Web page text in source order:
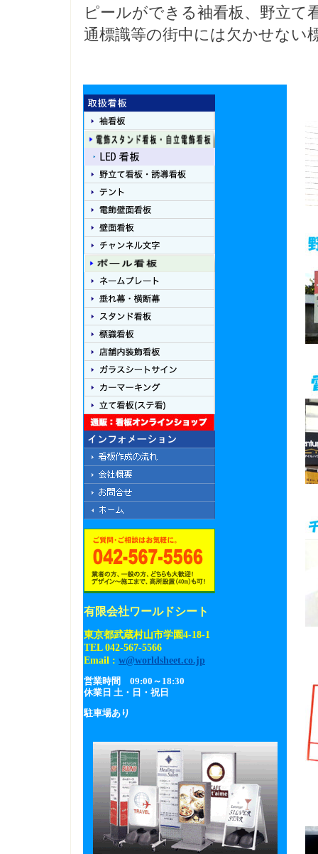
ピールができる袖看板、野立て
通標識等の街中には欠かせない
有限会社ワールドシート
東京都武蔵村山市学園4-18-1
TEL 042-567-5566
Email : w@worldsheet.co.jp
営業時間 09:00～18:30
休業日 土・日・祝日
駐車場あり